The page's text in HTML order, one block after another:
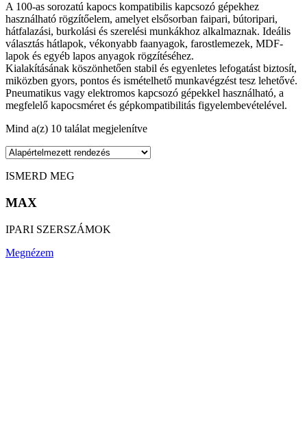
A 100-as sorozatú kapocs kompatibilis kapcsozó gépekhez
használható rögzítőelem, amelyet elsősorban faipari, bútoripari,
hátfalazási, burkolási és szerelési munkákhoz alkalmaznak. Ideális
választás hátlapok, vékonyabb faanyagok, farostlemezek, MDF-
lapok és egyéb lapos anyagok rögzítéséhez.
Kialakításának köszönhetően stabil és egyenletes lefogatást biztosít,
miközben gyors, pontos és ismételhető munkavégzést tesz lehetővé.
Pneumatikus vagy elektromos kapcsozó gépekkel használható, a
megfelelő kapocsméret és gépkompatibilitás figyelembevételével.
Mind a(z) 10 találat megjelenítve
ISMERD MEG
MAX
IPARI SZERSZÁMOK
Megnézem